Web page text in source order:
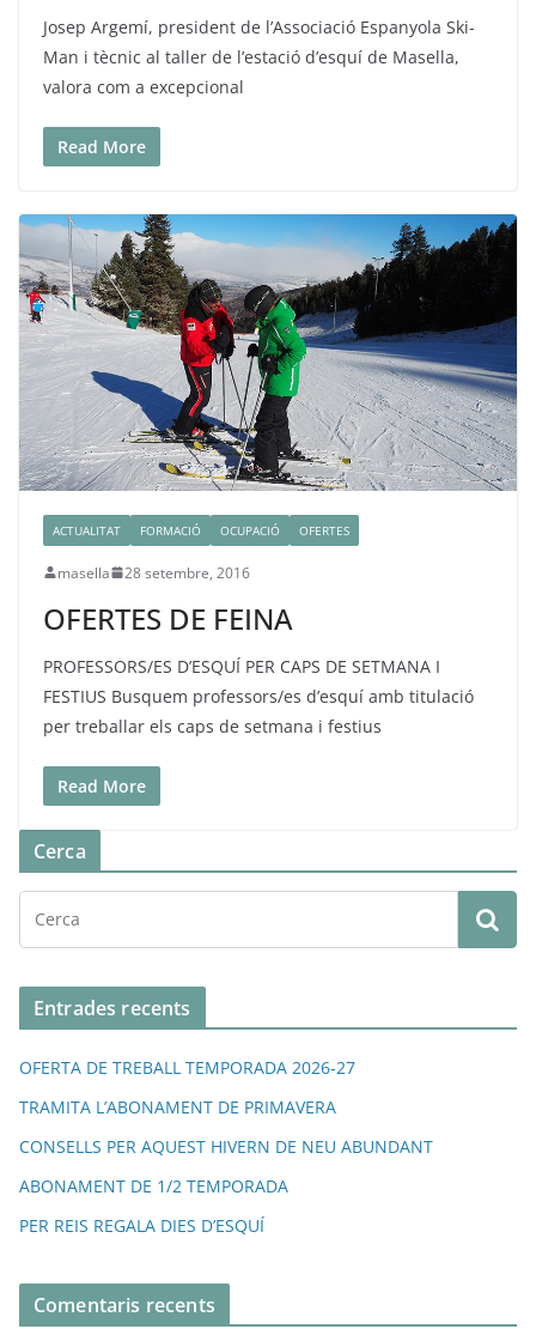
Josep Argemí, president de l’Associació Espanyola Ski-
Man i tècnic al taller de l’estació d’esquí de Masella,
valora com a excepcional
Read More
ACTUALITAT FORMACIÓ OCUPACIÓ OFERTES
masella 28 setembre, 2016
OFERTES DE FEINA
PROFESSORS/ES D’ESQUÍ PER CAPS DE SETMANA I
FESTIUS Busquem professors/es d’esquí amb titulació
per treballar els caps de setmana i festius
Read More
Cerca
Entrades recents
OFERTA DE TREBALL TEMPORADA 2026-27
TRAMITA L’ABONAMENT DE PRIMAVERA
CONSELLS PER AQUEST HIVERN DE NEU ABUNDANT
ABONAMENT DE 1/2 TEMPORADA
PER REIS REGALA DIES D’ESQUÍ
Comentaris recents